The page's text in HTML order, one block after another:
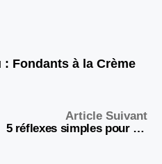
: Fondants à la Crème
Article Suivant
5 réflexes simples pour préserver sa gorge à l’arrivée du froid